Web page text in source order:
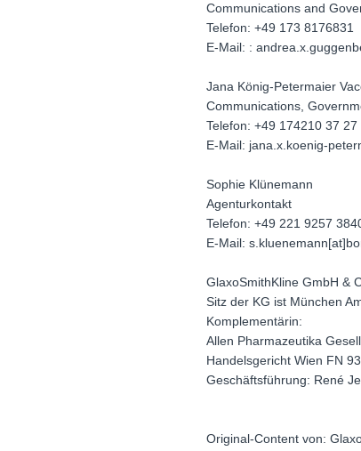
Communications and
Telefon: +49 173 8176831
E-Mail: :
Jana König-Petermaier
Communications,
Telefon: +49 174210 37 27
E-Mail: jana.x.koenig-
Sophie Klünemann
Agenturkontakt
Telefon: +49 221 9257
E-Mail:
GlaxoSmithKline GmbH &
Sitz der KG ist München
Komplementärin:
Allen Pharmazeutika
Handelsgericht Wien FN
Geschäftsführung: René
Original-Content von: